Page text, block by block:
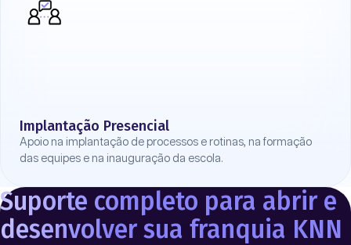
Implantação Presencial
Apoio na implantação de processos e rotinas, na formação
das equipes e na inauguração da escola.
Suporte completo para abrir e
desenvolver sua franquia KNN